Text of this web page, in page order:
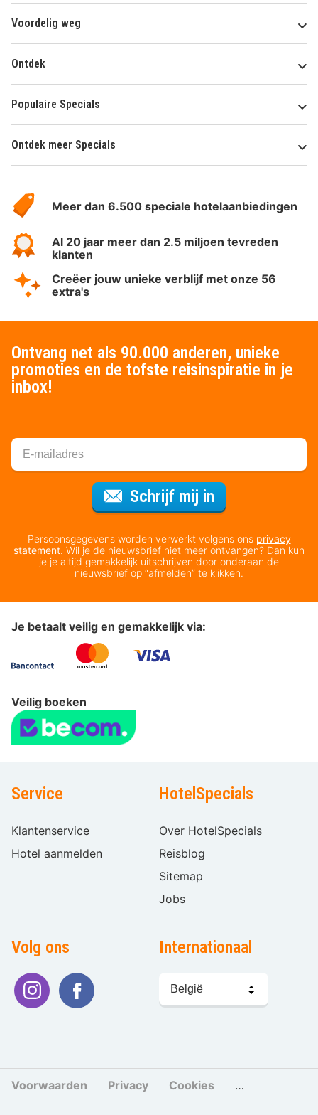
Voordelig weg
Ontdek
Populaire Specials
Ontdek meer Specials
HotelSpecials
Meer dan 6.500 speciale hotelaanbiedingen
Al 20 jaar meer dan 2.5 miljoen tevreden
klanten
Creëer jouw unieke verblijf met onze 56
extra's
Ontvang net als 90.000 anderen, unieke
promoties en de tofste reisinspiratie in je
inbox!
Schrijf mij in
Persoonsgegevens worden verwerkt volgens ons privacy
statement. Wil je de nieuwsbrief niet meer ontvangen? Dan kun
je je altijd gemakkelijk uitschrijven door onderaan de
nieuwsbrief op “afmelden” te klikken.
Je betaalt veilig en gemakkelijk via:
Veilig boeken
Service
Klantenservice
Hotel aanmelden
HotelSpecials
Over HotelSpecials
Reisblog
Sitemap
Jobs
Volg ons Internationaal
kiezen
Voorwaarden Privacy Cookies Cookies